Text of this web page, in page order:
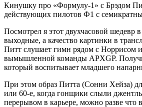
Кинушку про «Формулу-1» с Брэдом
действующих пилотов Ф1 с
Посмотрел я этот двухчасовой шедевр
выходные, а качество картинки в
Питт слушает гимн рядом с Норрисом
вымышленной команды APXGP.
который воспитывает младшего
При этом образ Питта (Сонни Хейза)
или 60-е, когда гонщики слыли
перерывом в карьере, можно разве что